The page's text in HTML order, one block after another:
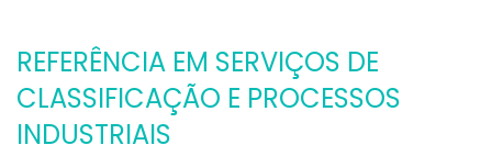
REFERÊNCIA EM SERVIÇOS DE
CLASSIFICAÇÃO E PROCESSOS
INDUSTRIAIS